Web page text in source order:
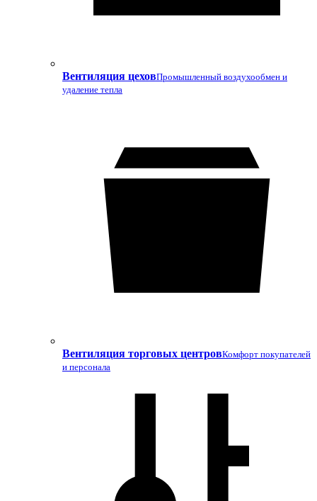
Вентиляция цеховПромышленный воздухообмен и
удаление тепла
Вентиляция торговых центровКомфорт покупателей
и персонала